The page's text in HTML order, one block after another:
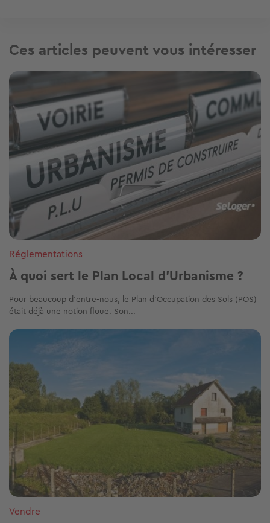
Ces articles peuvent vous intéresser
Image
Réglementations
À quoi sert le Plan Local d'Urbanisme ?
Pour beaucoup d'entre-nous, le Plan d’Occupation des Sols (POS)
était déjà une notion floue. Son...
Image
Vendre